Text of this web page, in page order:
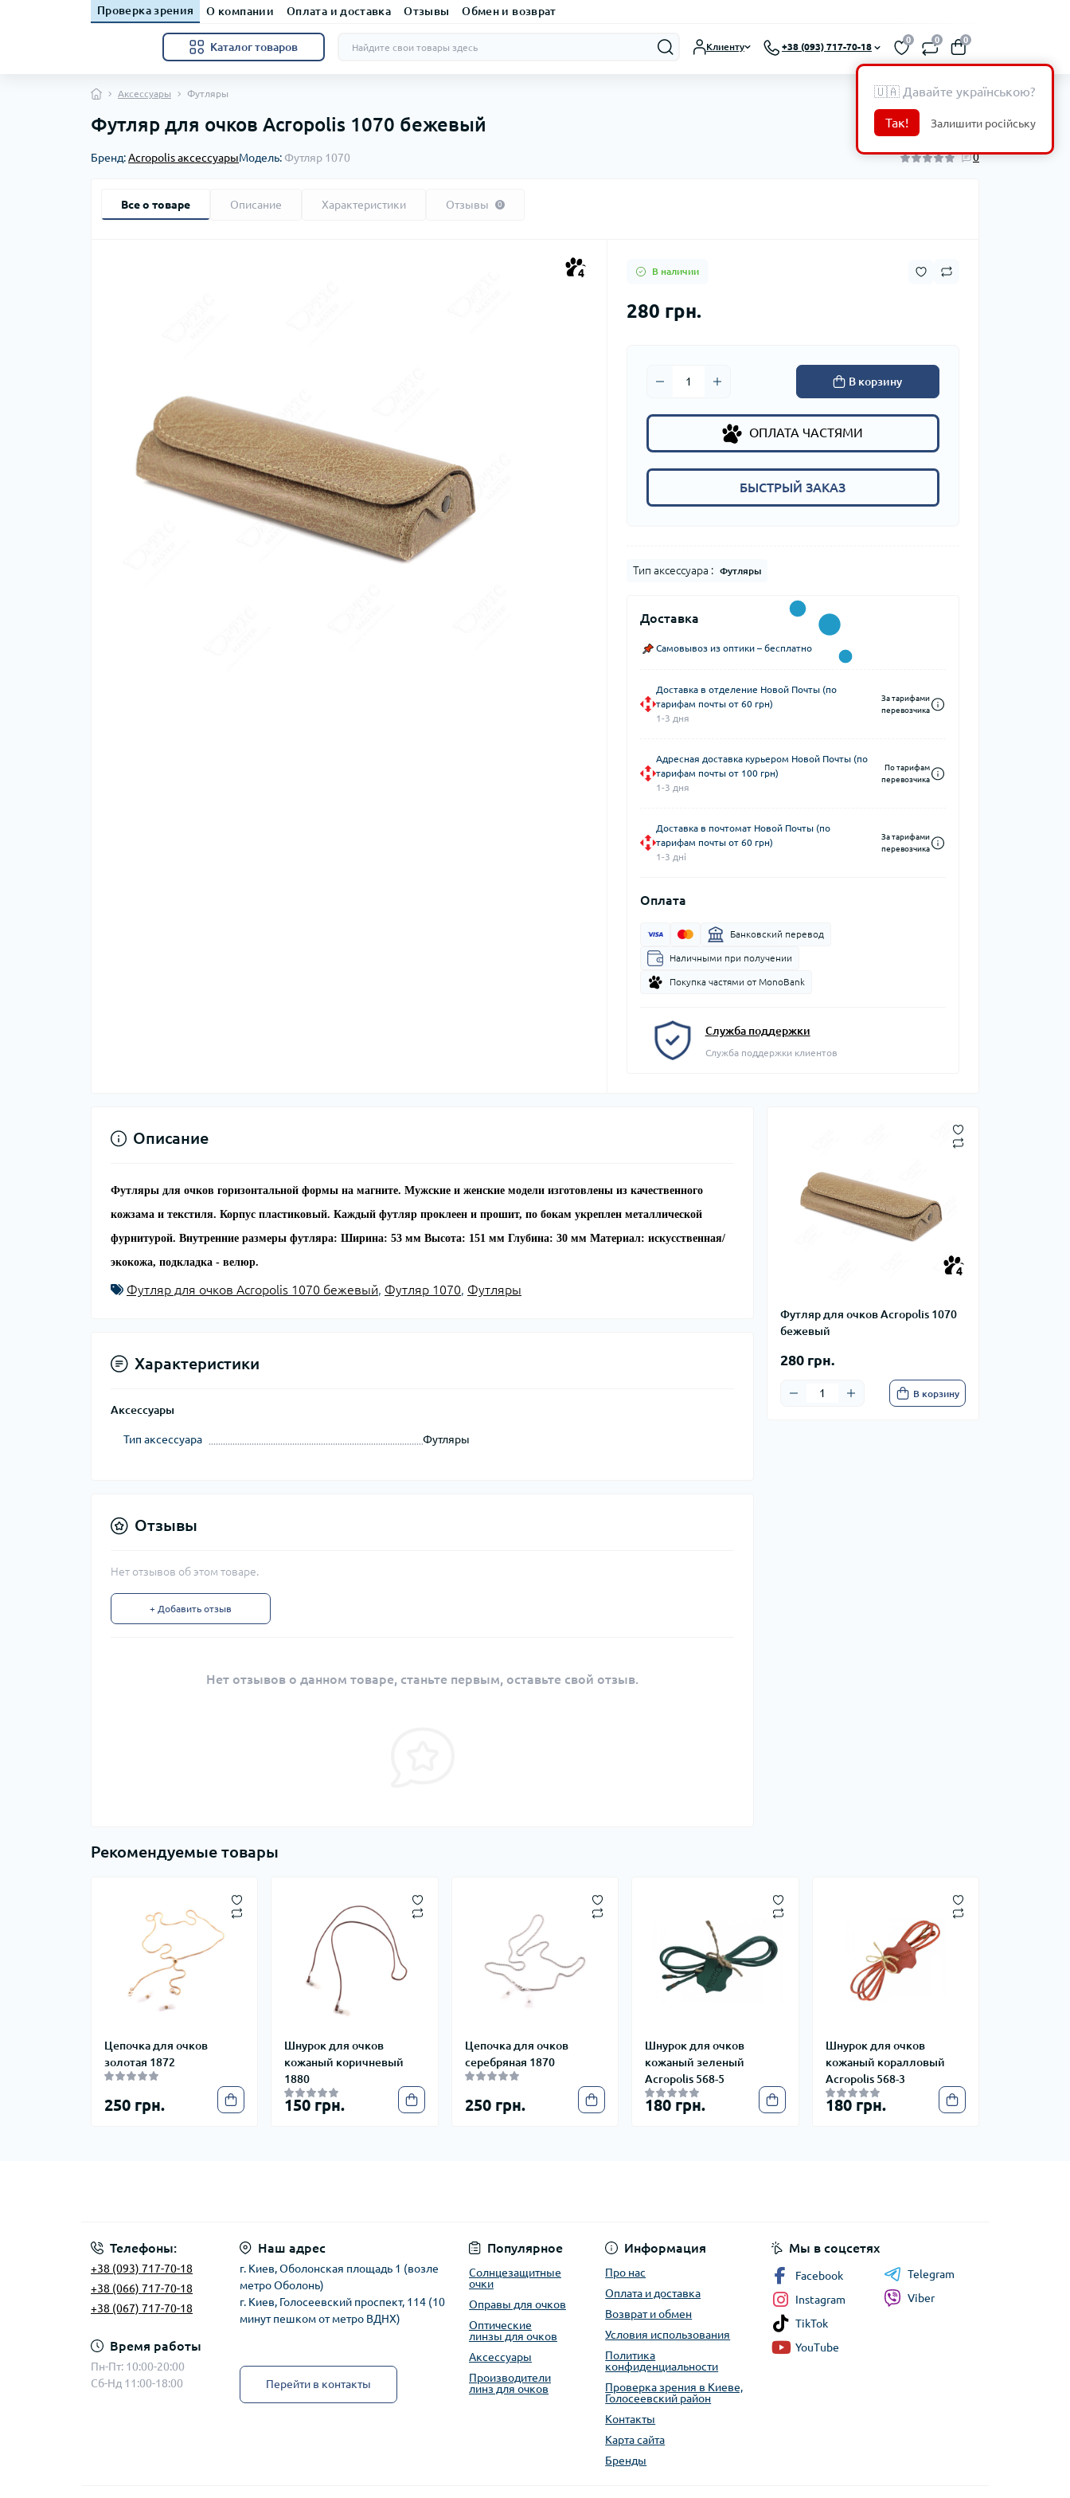
Проверка зрения О компании Оплата и доставка Отзывы Обмен и возврат
Каталог товаров Клиенту +38 (093) 717-70-18
0 0 0
Аксессуары Футляры
Футляр для очков Acropolis 1070 бежевый
Бренд:Acropolis аксессуарыМодель: Футляр 1070 0
Все о товаре Описание Характеристики Отзывы 0
4 В наличии
280 грн.
В корзину
ОПЛАТА ЧАСТЯМИ
БЫСТРЫЙ ЗАКАЗ
Тип аксессуара : Футляры
Доставка
Самовывоз из оптики – бесплатно
Доставка в отделение Новой Почты (по
тарифам почты от 60 грн)
1-3 дня
За тарифами
перевозчика
Адресная доставка курьером Новой Почты (по
тарифам почты от 100 грн)
1-3 дня
По тарифам
перевозчика
Доставка в почтомат Новой Почты (по
тарифам почты от 60 грн)
1-3 дні
За тарифами
перевозчика
Оплата
Банковский перевод
Наличными при получении
Покупка частями от MonoBank
Служба поддержки
Служба поддержки клиентов
4
Футляр для очков Acropolis 1070
бежевый
280 грн.
В корзину
Описание
Футляры для очков горизонтальной формы на магните. Мужские и женские модели изготовлены из качественного
кожзама и текстиля. Корпус пластиковый. Каждый футляр проклеен и прошит, по бокам укреплен металлической
фурнитурой. Внутренние размеры футляра: Ширина: 53 мм Высота: 151 мм Глубина: 30 мм Материал: искусственная/
экокожа, подкладка - велюр.
Футляр для очков Acropolis 1070 бежевый, Футляр 1070, Футляры
Характеристики
Аксессуары
Тип аксессуара Футляры
Отзывы
Нет отзывов об этом товаре.
+ Добавить отзыв
Нет отзывов о данном товаре, станьте первым, оставьте свой отзыв.
Рекомендуемые товары
Цепочка для очков
золотая 1872
250 грн.
Шнурок для очков
кожаный коричневый
1880
150 грн.
Цепочка для очков
серебряная 1870
250 грн.
Шнурок для очков
кожаный зеленый
Acropolis 568-5
180 грн.
Шнурок для очков
кожаный коралловый
Acropolis 568-3
180 грн.
Телефоны:
+38 (093) 717-70-18
+38 (066) 717-70-18
+38 (067) 717-70-18
Время работы
Пн-Пт: 10:00-20:00
Сб-Нд 11:00-18:00
Наш адрес
г. Киев, Оболонская площадь 1 (возле
метро Оболонь)
г. Киев, Голосеевский проспект, 114 (10
минут пешком от метро ВДНХ)
Перейти в контакты
Популярное
Солнцезащитные
очки
Оправы для очков
Оптические
линзы для очков
Аксессуары
Производители
линз для очков
Информация
Про нас
Оплата и доставка
Возврат и обмен
Условия использования
Политика
конфиденциальности
Проверка зрения в Киеве,
Голосеевский район
Контакты
Карта сайта
Бренды
Мы в соцсетях
Facebook
Instagram
TikTok
YouTube
Telegram
Viber
🇺🇦 Давайте українською?
Так! Залишити російську